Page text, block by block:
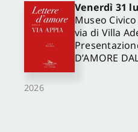
2026
Venerdì 31
Museo
via di Villa
D’AMORE